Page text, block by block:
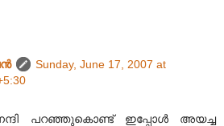
Sunday, June 17, 2007 at
പറഞ്ഞുകൊണ്ട് ഇപ്പോള്‍ അയച്ച